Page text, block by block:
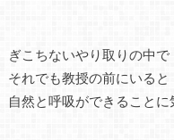
ぎこちないやり取りの中で
それでも教授の前にいると
自然と呼吸ができることに